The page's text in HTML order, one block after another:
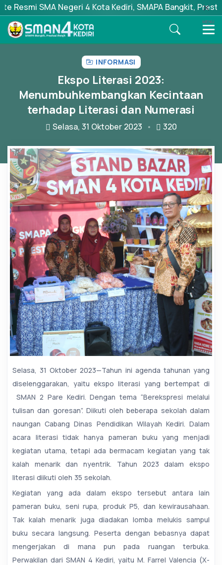
Negeri 4 Kota Kediri, SMAPA Bangkit, Prestasi Melejit
MENU
INFORMASI
Ekspo Literasi 2023:
Menumbuhkembangkan Kecintaan
terhadap Literasi dan Numerasi
Selasa, 31 Oktober 2023 320
Selasa, 31 Oktober 2023—Tahun ini agenda tahunan yang
diselenggarakan, yaitu ekspo literasi yang bertempat di
SMAN 2 Pare Kediri. Dengan tema “Berekspresi melalui
tulisan dan goresan”. Diikuti oleh beberapa sekolah dalam
naungan Cabang Dinas Pendidikan Wilayah Kediri. Dalam
acara literasi tidak hanya pameran buku yang menjadi
kegiatan utama, tetapi ada bermacam kegiatan yang tak
kalah menarik dan nyentrik. Tahun 2023 dalam ekspo
literasi diikuti oleh 35 sekolah.
Kegiatan yang ada dalam ekspo tersebut antara lain
pameran buku, seni rupa, produk P5, dan kewirausahaan.
Tak kalah menarik juga diadakan lomba melukis sampul
buku secara langsung. Peserta dengan bebasnya dapat
mengerjakan di mana pun pada ruangan terbuka.
Perwakilan dari SMAN 4 Kediri, yaitu M. Farrel Valencia (X-